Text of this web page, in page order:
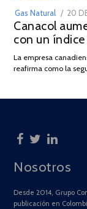
Gas Natural
ON
20
Canacol
con un
La empresa
reafirma como la
Nosotros
Desde 2014, Grupo
publicación en